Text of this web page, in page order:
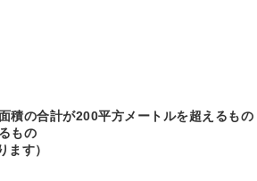
積の合計が200平方メートルを超えるもの
もの
す）